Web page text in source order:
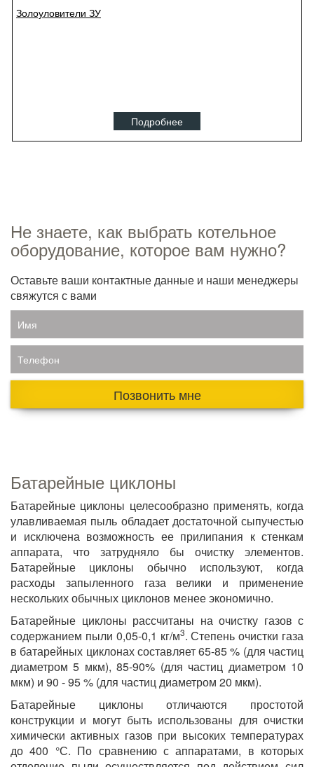
Золоуловители ЗУ
Подробнее
Не знаете, как выбрать котельное
оборудование, которое вам нужно?
Оставьте ваши контактные данные и наши менеджеры
свяжутся с вами
Имя
Телефон
Позвонить мне
Батарейные циклоны
Батарейные циклоны целесообразно применять, когда
улавливаемая пыль обладает достаточной сыпучестью
и исключена возможность ее прилипания к стенкам
аппарата, что затрудняло бы очистку элементов.
Батарейные циклоны обычно используют, когда
расходы запыленного газа велики и применение
нескольких обычных циклонов менее экономично.
Батарейные циклоны рассчитаны на очистку газов с
содержанием пыли 0,05-0,1 кг/м3. Степень очистки газа
в батарейных циклонах составляет 65-85 % (для частиц
диаметром 5 мкм), 85-90% (для частиц диаметром 10
мкм) и 90 - 95 % (для частиц диаметром 20 мкм).
Батарейные циклоны отличаются простотой
конструкции и могут быть использованы для очистки
химически активных газов при высоких температурах
до 400 °С. По сравнению с аппаратами, в которых